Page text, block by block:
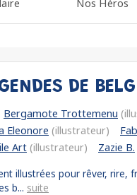
Nos Héros
DE
Bergamote Trottemenu
Eleonore (illustrateur)
Art (illustrateur) Zazie B.
illustrées pour rêver, rire,
b... suite